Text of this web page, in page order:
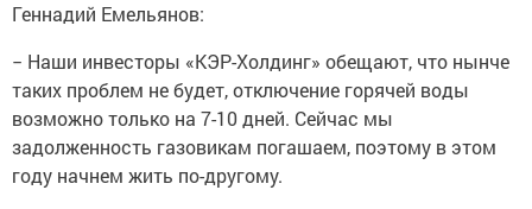
Геннадий Емельянов:
− Наши инвесторы «КЭР-Холдинг» обещают, что нынче
таких проблем не будет, отключение горячей воды
возможно только на 7-10 дней. Сейчас мы
задолженность газовикам погашаем, поэтому в этом
году начнем жить по-другому.